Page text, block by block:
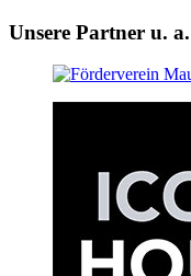
Unsere Partner u. a.